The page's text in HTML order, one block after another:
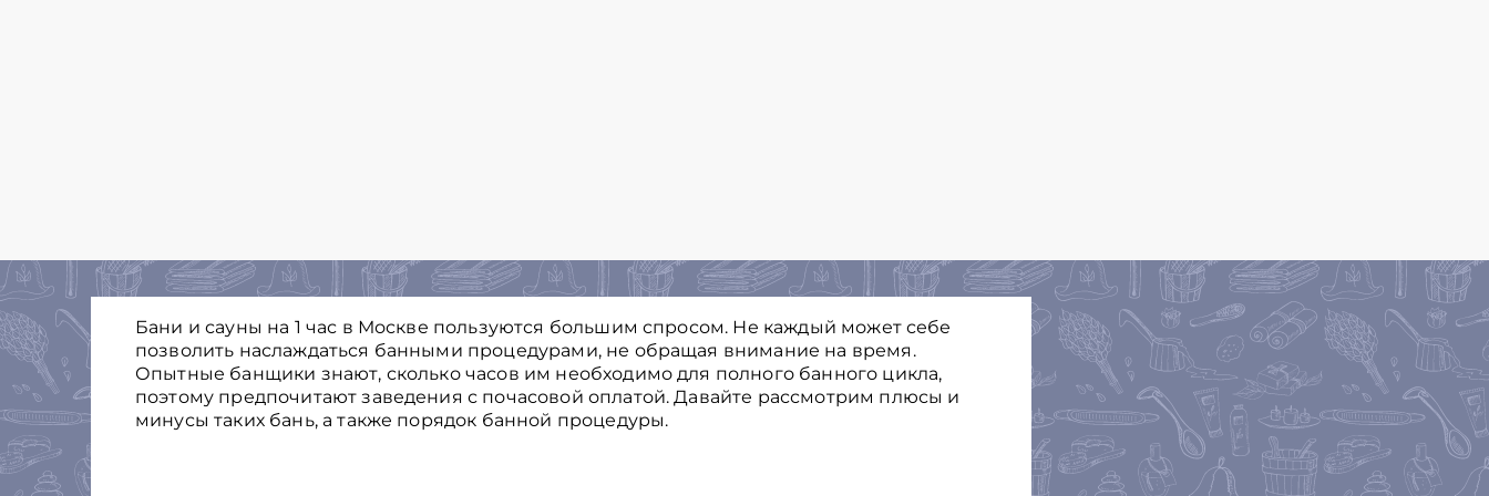
Бани и сауны на 1 час в Москве пользуются большим спросом. Не каждый может себе
позволить наслаждаться банными процедурами, не обращая внимание на время.
Опытные банщики знают, сколько часов им необходимо для полного банного цикла,
поэтому предпочитают заведения с почасовой оплатой. Давайте рассмотрим плюсы и
минусы таких бань, а также порядок банной процедуры.